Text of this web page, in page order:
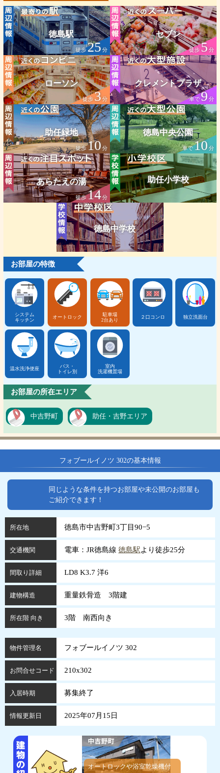
徳島駅
徒歩25 分
セブン
徒歩5分
ローソン
徒歩3分
クレメントプラザ
車で9分
助任緑地
徒歩10 分
徳島中央公園
車で10分
あらたえの湯
徒歩14分
助任小学校
徳島中学校
お部屋の特徴
システム
キッチン
オートロック
駐車場
2台あり
２口コンロ 独立洗面台
温水洗浄便座
バス・
トイレ別
室内
洗濯機置場
お部屋の所在エリア
中吉野町 助任・吉野エリア
フォブールイノツ 302の基本情報
同じような条件を持つお部屋や未公開のお部屋も
ご紹介できます！
所在地 徳島市中吉野町3丁目90−5
交通機関 電車：JR徳島線 徳島駅より徒歩25分
間取り詳細 LD8 K3.7 洋6
建物構造 重量鉄骨造 3階建
所在階 向き 3階 南西向き
物件管理名 フォブールイノツ 302
お問合せコード 210x302
入居時期 募集終了
情報更新日 2025年07月15日
オートロックや浴室乾燥機付